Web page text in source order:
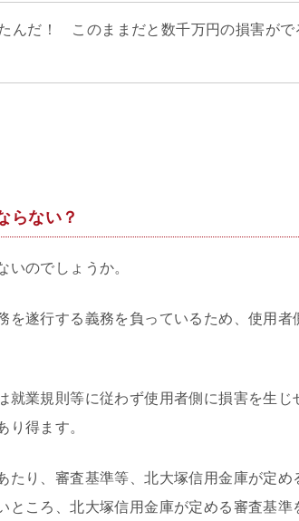
んだ！ このままだと数千万円の損害が
らない？
いのでしょうか。
を遂行する義務を負っているため、使用者
就業規則等に従わず使用者側に損害を生じ
り得ます。
たり、審査基準等、北大塚信用金庫が定め
ところ、北大塚信用金庫が定める審査基準